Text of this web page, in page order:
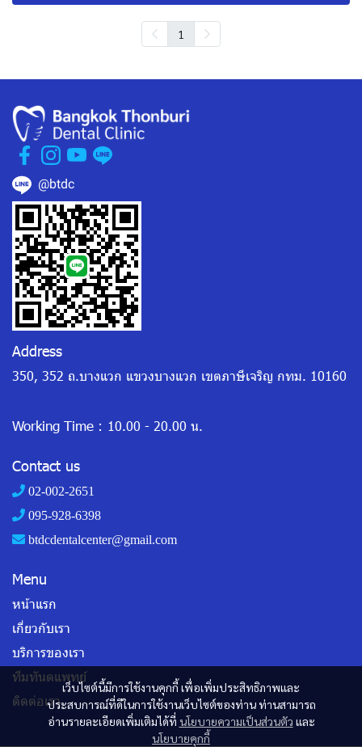
1
เว็บไซต์นี้มีการใช้งานคุกกี้ เพื่อเพิ่มประสิทธิภาพและ
ประสบการณ์ที่ดีในการใช้งานเว็บไซต์ของท่าน ท่านสามารถ
อ่านรายละเอียดเพิ่มเติมได้ที่ นโยบายความเป็นส่วนตัว และ
นโยบายคุกกี้
@btdc
Address
350, 352 ถ.บางแวก แขวงบางแวก เขตภาษีเจริญ กทม. 10160
Working Time : 10.00 - 20.00 น.
Contact us
02-002-2651
095-928-6398
btdcdentalcenter@gmail.com
Menu
หน้าแรก
เกี่ยวกับเรา
บริการของเรา
ทีมทันตแพทย์
ติดต่อเรา